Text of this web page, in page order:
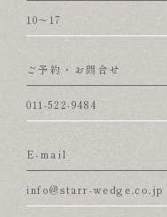
10～17
ご予約・お問合せ
011-522-9484
E-mail
info@starr-wedge.co.jp